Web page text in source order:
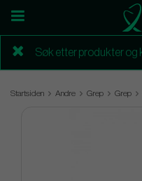
Startsiden Andre Grep Grep